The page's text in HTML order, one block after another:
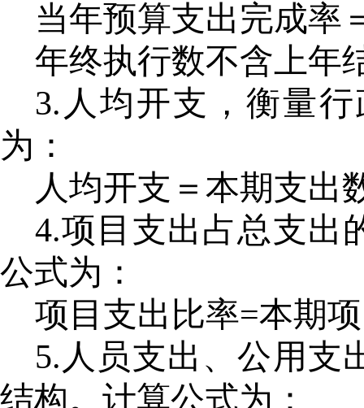
当年预算支出完成率
年终执行数不含上年
3.人均开支，衡量
为：
人均开支＝本期支出
4.项目支出占总支出
公式为：
项目支出比率=本期
5.人员支出、公用支
结构。计算公式为：